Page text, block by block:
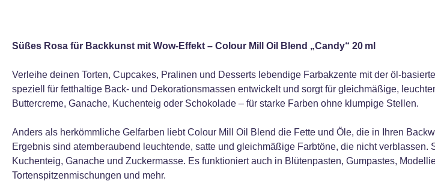
Süßes Rosa für Backkunst mit Wow‑Effekt – Colour Mill Oil Blend „Candy“ 20 ml
Verleihe deinen Torten, Cupcakes, Pralinen und Desserts lebendige Farbakzente mit der
speziell für fetthaltige Back‑ und Dekorationsmassen entwickelt und sorgt für gleichmäßige,
Buttercreme, Ganache, Kuchenteig oder Schokolade – für starke Farben ohne klumpige Stellen.
Anders als herkömmliche Gelfarben liebt Colour Mill Oil Blend die Fette und Öle, die in Ihren
Ergebnis sind atemberaubend leuchtende, satte und gleichmäßige Farbtöne, die nicht
Kuchenteig, Ganache und Zuckermasse. Es funktioniert auch in Blütenpasten, Gumpastes,
Tortenspitzenmischungen und mehr.